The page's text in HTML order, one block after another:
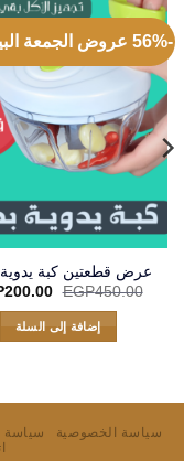
-56% عروض الجمعة البيضاء
عرض قطعتين كبة
EGP450.00
السعر
هو:
200.00
إضافة إلى السلة
سياسة الخصوصية سياسة